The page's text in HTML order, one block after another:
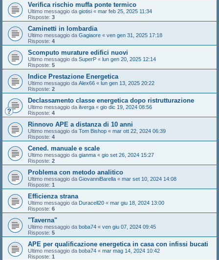
Verifica rischio muffa ponte termico
Ultimo messaggio da giotisi « mar feb 25, 2025 11:34
Risposte: 3
Caminetti in lombardia
Ultimo messaggio da Gagiaore « ven gen 31, 2025 17:18
Risposte: 4
Scomputo murature edifici nuovi
Ultimo messaggio da SuperP « lun gen 20, 2025 12:14
Risposte: 5
Indice Prestazione Energetica
Ultimo messaggio da Alex66 « lun gen 13, 2025 20:22
Risposte: 2
Declassamento classe energetica dopo ristrutturazione
Ultimo messaggio da ilverga « gio dic 19, 2024 08:56
Risposte: 4
Rinnovo APE a distanza di 10 anni
Ultimo messaggio da Tom Bishop « mar ott 22, 2024 06:39
Risposte: 4
Cened. manuale e scale
Ultimo messaggio da gianma « gio set 26, 2024 15:27
Risposte: 2
Problema con metodo analitico
Ultimo messaggio da GiovanniBarella « mar set 10, 2024 14:08
Risposte: 1
Efficienza strana
Ultimo messaggio da Duracell20 « mar giu 18, 2024 13:00
Risposte: 6
"Taverna"
Ultimo messaggio da boba74 « ven giu 07, 2024 09:45
Risposte: 5
APE per qualificazione energetica in casa con infissi bucati
Ultimo messaggio da boba74 « mar mag 14, 2024 10:42
Risposte: 1